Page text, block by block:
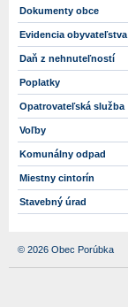
Dokumenty obce
Evidencia obyvateľstva
Daň z nehnuteľností
Poplatky
Opatrovateľská služba
Voľby
Komunálny odpad
Miestny cintorín
Stavebný úrad
© 2026 Obec Porúbka